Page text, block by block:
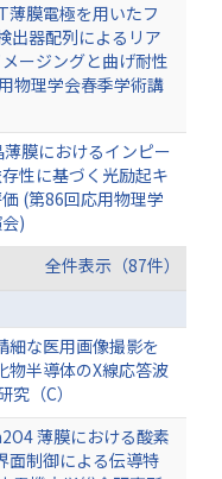
薄膜電極を用いたフ
出器配列によるリア
ージングと曲げ耐性
物理学会春季学術講
薄膜におけるインピー
性に基づく光励起キ
(第86回応用物理学
)
全件表示（87件）
細な医用画像撮影を
物半導体のX線応答波
究（C）
薄膜における酸素
面制御による伝導特